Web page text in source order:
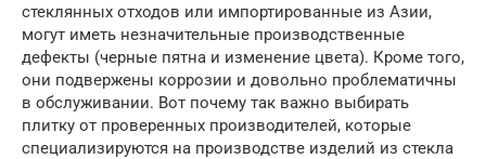
стеклянных отходов или импортированные из Азии,
могут иметь незначительные производственные
дефекты (черные пятна и изменение цвета). Кроме того,
они подвержены коррозии и довольно проблематичны
в обслуживании. Вот почему так важно выбирать
плитку от проверенных производителей, которые
специализируются на производстве изделий из стекла